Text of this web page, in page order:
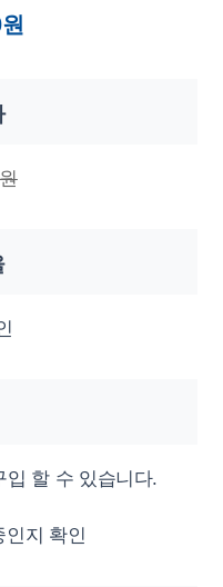
입 할 수 있습니다.
지 확인